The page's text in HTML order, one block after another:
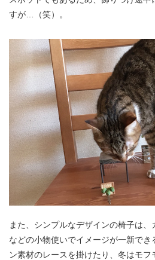
すが…（笑）。
また、シンプルなデザインの椅子は
などの小物使いでイメージが一新で
ン素材のレースを掛けたり、冬はモ